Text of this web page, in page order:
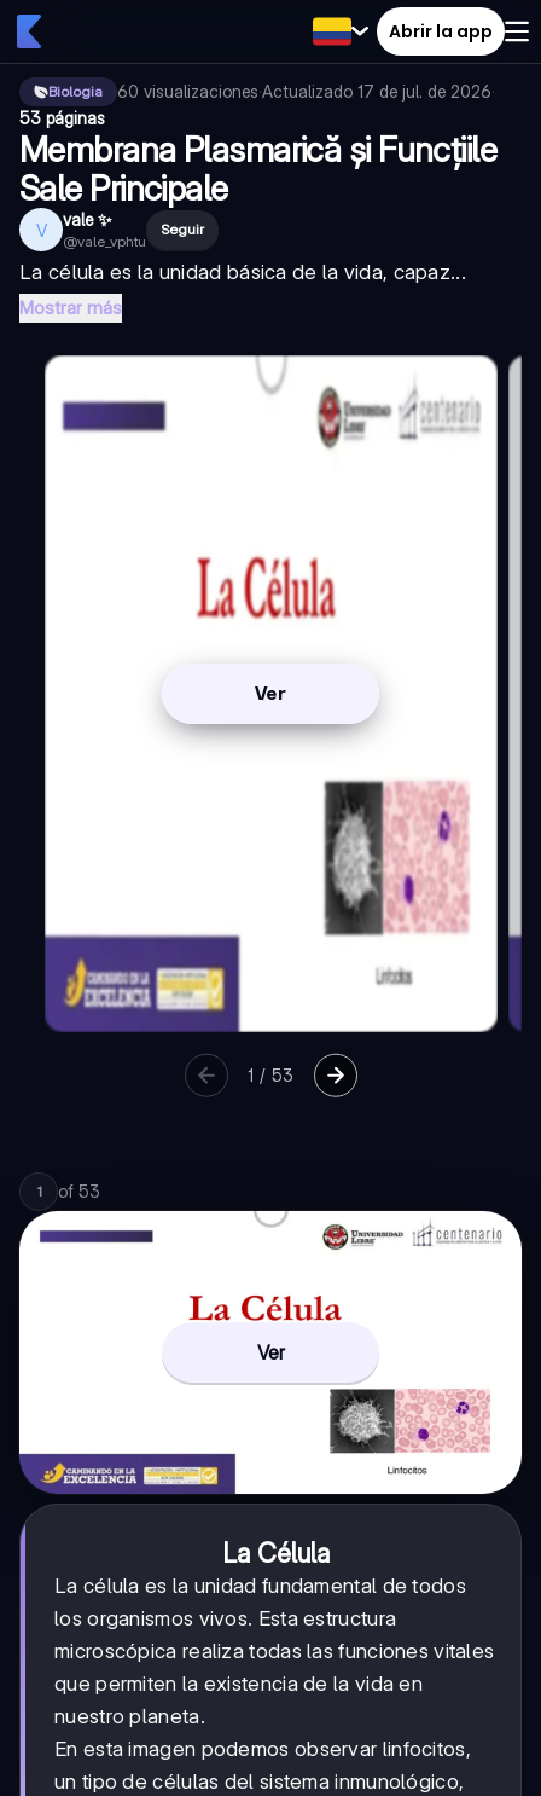
Abrir la app
Biologia 60 visualizaciones·Actualizado 17 de jul. de 2026·
53 páginas
Membrana Plasmarică și Funcțiile
Sale Principale
V vale ✨
@vale_vphtu
Seguir
La célula es la unidad básica de la vida, capaz...
Mostrar más
Ver
1 / 53
1 of 53
Ver
La Célula
La célula es la unidad fundamental de todos
los organismos vivos. Esta estructura
microscópica realiza todas las funciones vitales
que permiten la existencia de la vida en
nuestro planeta.
En esta imagen podemos observar linfocitos,
un tipo de células del sistema inmunológico,